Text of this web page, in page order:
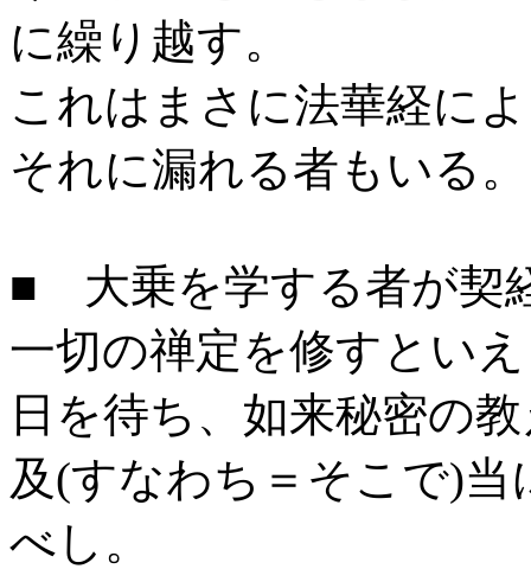
に繰り越す。
これはまさに法華経に
それに漏れる者もいる
■ 大乗を学する者が契
一切の禅定を修すとい
日を待ち、如来秘密の
及(すなわち＝そこで)
べし。